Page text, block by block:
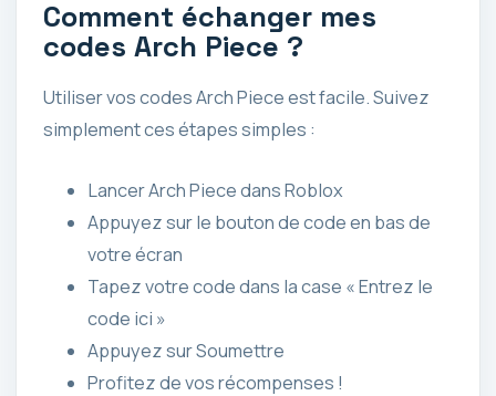
Comment échanger mes
codes Arch Piece ?
Utiliser vos codes Arch Piece est facile. Suivez
simplement ces étapes simples :
Lancer Arch Piece dans Roblox
Appuyez sur le bouton de code en bas de
votre écran
Tapez votre code dans la case « Entrez le
code ici »
Appuyez sur Soumettre
Profitez de vos récompenses !